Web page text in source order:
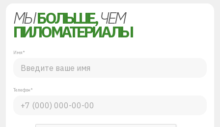
МЫБОЛЬШЕ,ЧЕМ
ПИЛОМАТЕРИАЛЫ
Имя*
Телефон*